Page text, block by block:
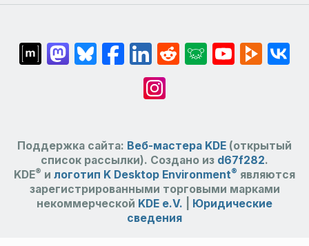
Поддержка сайта: Веб-мастера KDE (открытый
список рассылки). Создано из d67f282.
KDE® и логотип K Desktop Environment® являются
зарегистрированными торговыми марками
некоммерческой KDE e.V.
Юридические
сведения